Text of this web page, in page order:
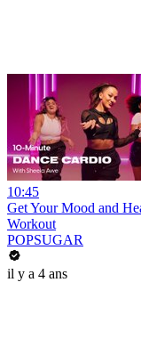
10:45
Get Your Mood and
Workout
POPSUGAR
il y a 4 ans